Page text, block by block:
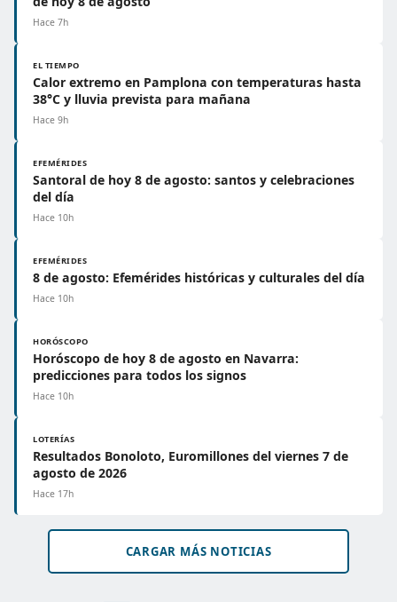
Hace 7h
EL TIEMPO
Calor extremo en Pamplona con temperaturas hasta
38°C y lluvia prevista para mañana
Hace 9h
EFEMÉRIDES
Santoral de hoy 8 de agosto: santos y celebraciones
del día
Hace 10h
EFEMÉRIDES
8 de agosto: Efemérides históricas y culturales del día
Hace 10h
HORÓSCOPO
Horóscopo de hoy 8 de agosto en Navarra:
predicciones para todos los signos
Hace 10h
LOTERÍAS
Resultados Bonoloto, Euromillones del viernes 7 de
agosto de 2026
Hace 17h
CARGAR MÁS NOTICIAS